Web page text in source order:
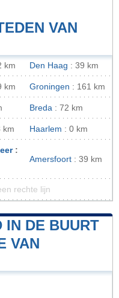
VAN
km Den Haag : 39 km
km Groningen : 161 km
Breda : 72 km
km Haarlem : 0 km
:
Amersfoort : 39 km
rechte lijn
IN DE BUURT
VAN